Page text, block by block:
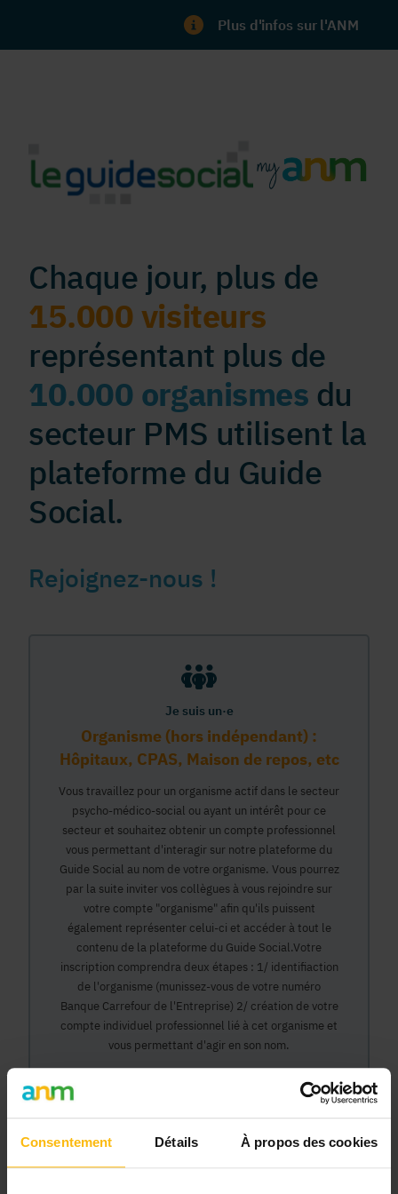
Consentement Détails À propos des cookies
Plus d'infos sur l'ANM
Chaque jour, plus de
15.000 visiteurs
représentant plus de
10.000 organismes du
secteur PMS utilisent la
plateforme du Guide
Social.
Rejoignez-nous !
Je suis un·e
Organisme (hors indépendant) :
Hôpitaux, CPAS, Maison de repos, etc
Vous travaillez pour un organisme actif dans le secteur
psycho-médico-social ou ayant un intérêt pour ce
secteur et souhaitez obtenir un compte professionnel
vous permettant d'interagir sur notre plateforme du
Guide Social au nom de votre organisme. Vous pourrez
par la suite inviter vos collègues à vous rejoindre sur
votre compte "organisme" afin qu'ils puissent
également représenter celui-ci et accéder à tout le
contenu de la plateforme du Guide Social.Votre
inscription comprendra deux étapes : 1/ identifiaction
de l'organisme (munissez-vous de votre numéro
Banque Carrefour de l'Entreprise) 2/ création de votre
compte individuel professionnel lié à cet organisme et
vous permettant d'agir en son nom.